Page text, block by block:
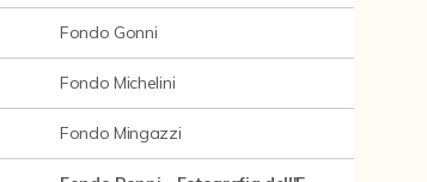
Fondo Gonni
Fondo Michelini
Fondo Mingazzi